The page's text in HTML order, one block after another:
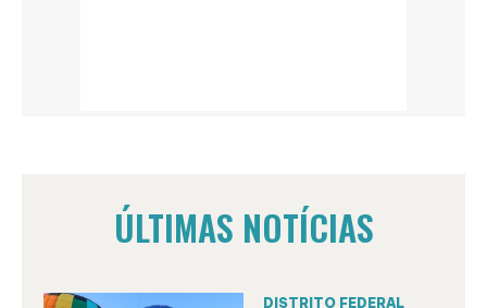
ÚLTIMAS NOTÍCIAS
DISTRITO FEDERAL